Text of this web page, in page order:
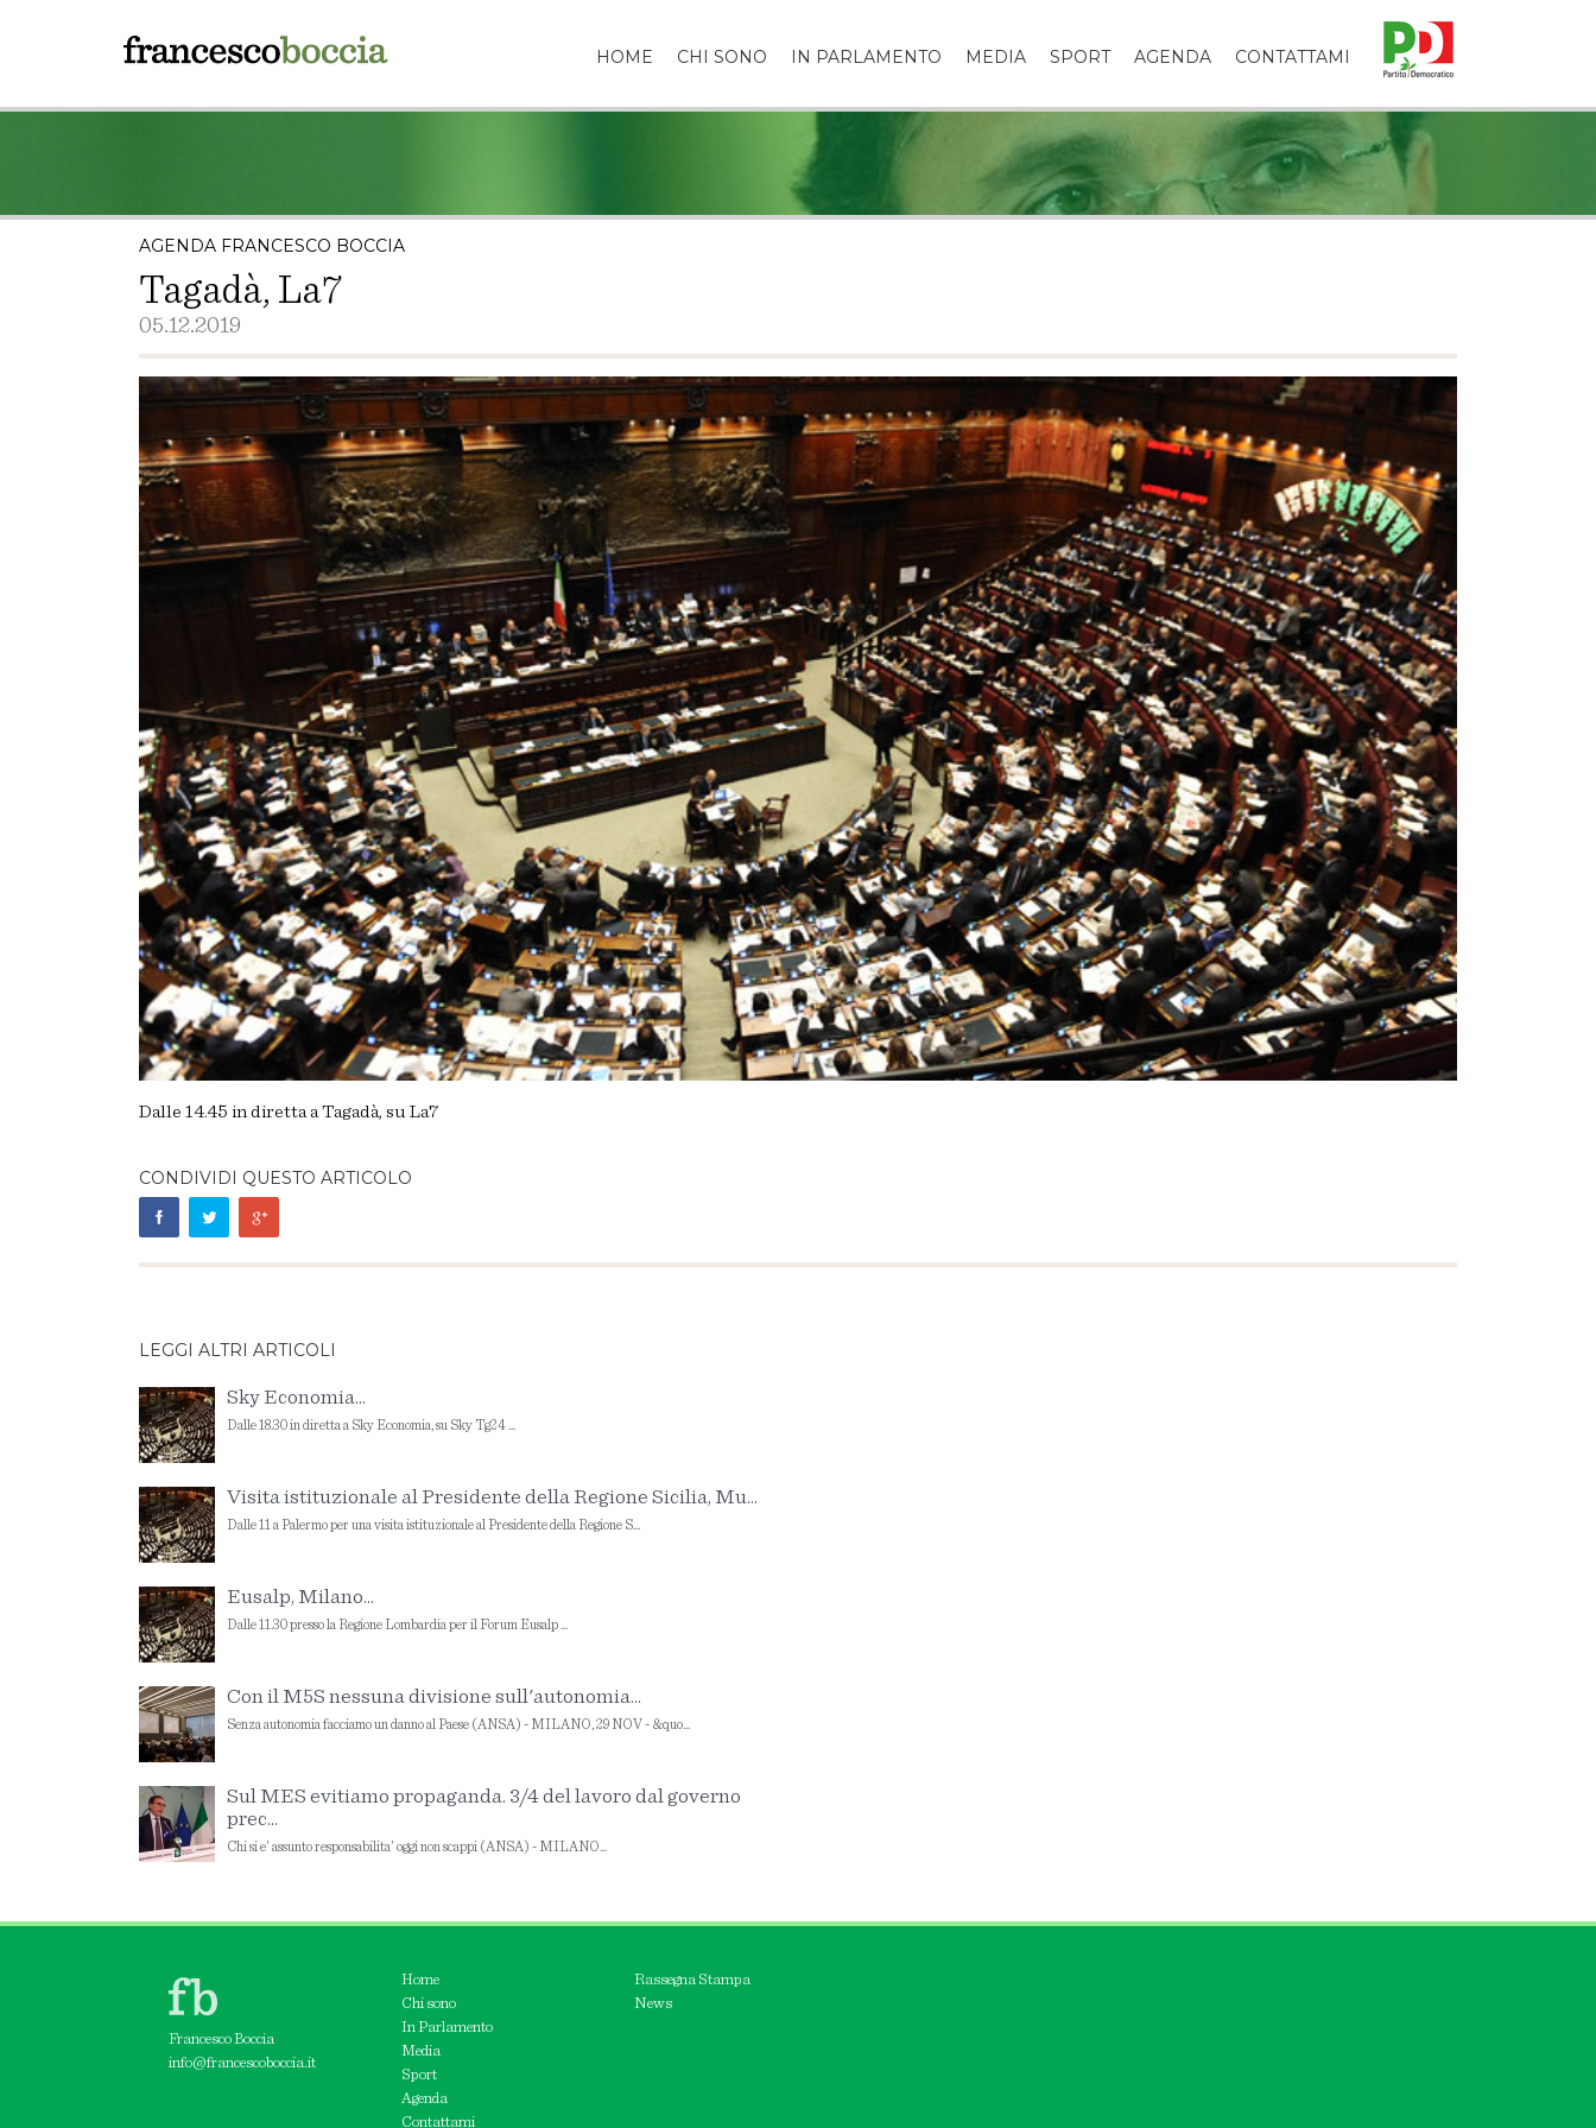
HOME CHI SONO IN PARLAMENTO MEDIA SPORT AGENDA CONTATTAMI
AGENDA FRANCESCO BOCCIA
Tagadà, La7
05.12.2019
Dalle 14.45 in diretta a Tagadà, su La7
CONDIVIDI QUESTO ARTICOLO
LEGGI ALTRI ARTICOLI
Sky Economia...
Dalle 18.30 in diretta a Sky Economia, su Sky Tg24 ...
Visita istituzionale al Presidente della Regione Sicilia, Mu...
Dalle 11 a Palermo per una visita istituzionale al Presidente della Regione S...
Eusalp, Milano...
Dalle 11.30 presso la Regione Lombardia per il Forum Eusalp ...
Con il M5S nessuna divisione sull'autonomia...
Senza autonomia facciamo un danno al Paese (ANSA) - MILANO, 29 NOV - &quo...
Sul MES evitiamo propaganda. 3/4 del lavoro dal governo
prec...
Chi si e' assunto responsabilita' oggi non scappi (ANSA) - MILANO...
Francesco Boccia
info@francescoboccia.it
Home
Chi sono
In Parlamento
Media
Sport
Agenda
Contattami
Rassegna Stampa
News